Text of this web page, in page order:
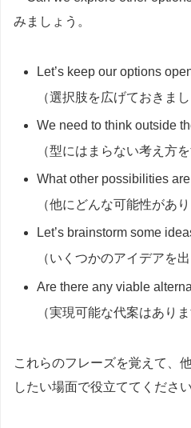
みましょう。
Let’s keep our options
（選択肢を広げておきまし
We need to think outside
（型にはまらない考え方
What other possibilities
（他にどんな可能性があり
Let’s brainstorm some
（いくつかのアイデアを
Are there any viable
（実現可能な代案はありま
これらのフレーズを覚えて、
したい場面で役立ててください